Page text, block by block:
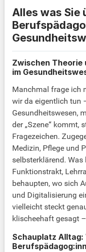
Alles was Sie
Zwischen Theorie
im
Manchmal frage ich
wir da eigentlich tun
Gesundheitswesen,
der „Szene“ kommt,
Fragezeichen.
Medizin, Pflege und
selbsterklärend.
Funktionstrakt,
behaupten, wo sich
und Digitalisierung
vielleicht steckt
klischeehaft gesagt
Schauplatz Alltag: